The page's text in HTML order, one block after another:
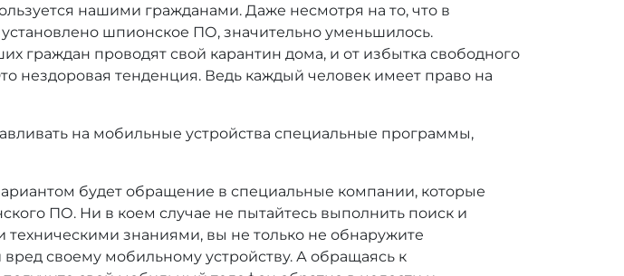
нашими гражданами. Даже несмотря на то, что в
шпионское ПО, значительно уменьшилось.
граждан проводят свой карантин дома, и от избытка свободного
нездоровая тенденция. Ведь каждый человек имеет право на
на мобильные устройства специальные программы,
будет обращение в специальные компании, которые
ПО. Ни в коем случае не пытайтесь выполнить поиск и
знаниями, вы не только не обнаружите
своему мобильному устройству. А обращаясь к